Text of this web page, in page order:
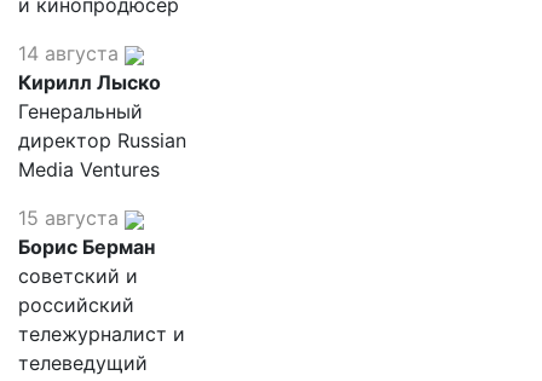
и кинопродюсер
14 августа
Кирилл Лыско
Генеральный
директор Russian
Media Ventures
15 августа
Борис Берман
советский и
российский
тележурналист и
телеведущий